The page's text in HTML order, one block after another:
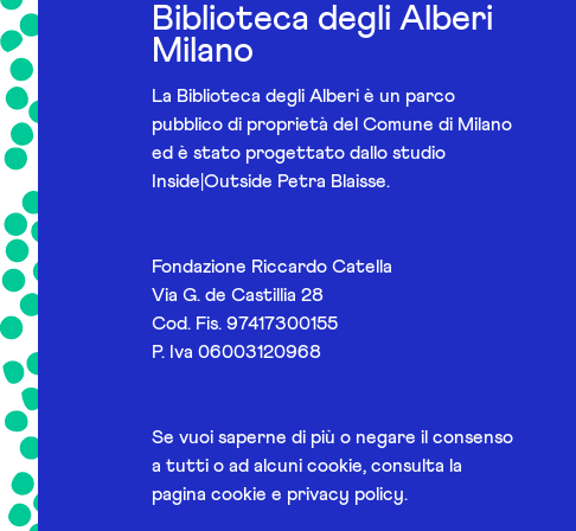
Biblioteca degli Alberi
Milano
La Biblioteca degli Alberi è un parco
pubblico di proprietà del Comune di Milano
ed è stato progettato dallo studio
Inside|Outside Petra Blaisse.
Fondazione Riccardo Catella
Via G. de Castillia 28
Cod. Fis. 97417300155
P. Iva 06003120968
Se vuoi saperne di più o negare il consenso
a tutti o ad alcuni cookie, consulta la
pagina cookie e privacy policy.